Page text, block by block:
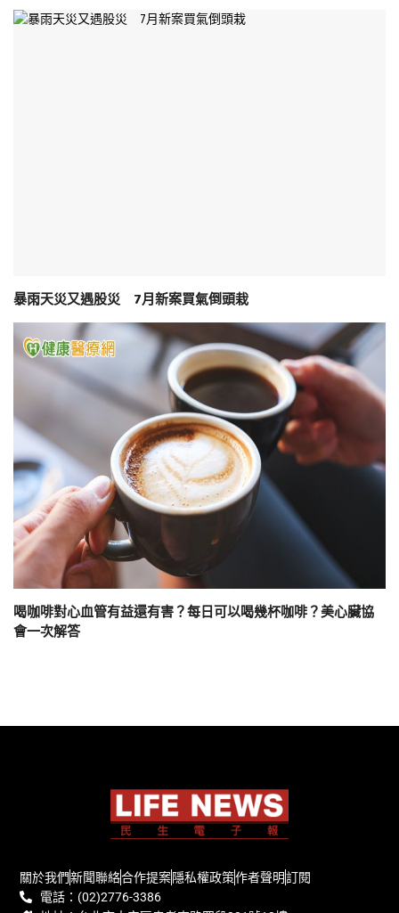
暴雨天災又遇股災 7月新案買氣倒頭栽
喝咖啡對心血管有益還有害？每日可以喝幾杯咖啡？美心臟協
會一次解答
關於我們新聞聯絡合作提案隱私權政策作者聲明訂閱
電話：(02)2776-3386